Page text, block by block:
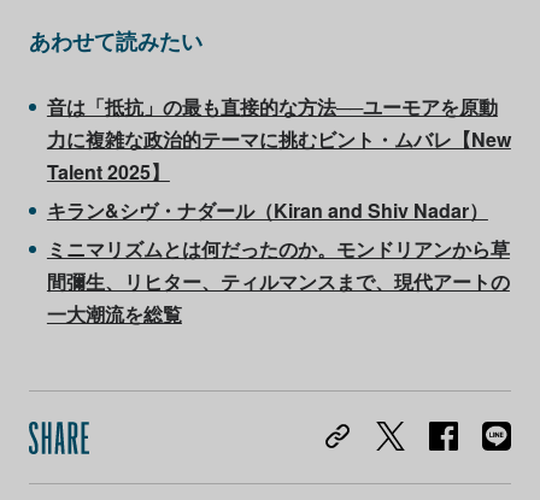
あわせて読みたい
音は「抵抗」の最も直接的な方法──ユーモアを原動
力に複雑な政治的テーマに挑むビント・ムバレ【New
Talent 2025】
キラン&シヴ・ナダール（Kiran and Shiv Nadar）
ミニマリズムとは何だったのか。モンドリアンから草
間彌生、リヒター、ティルマンスまで、現代アートの
一大潮流を総覧